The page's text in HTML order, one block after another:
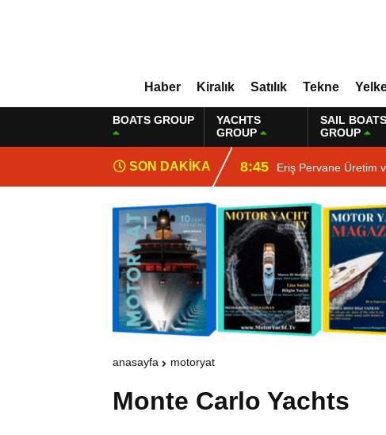
Haber Kiralık Satılık Tekne
BOATS GROUP
YACHTS
GROUP
SAIL BOATS
GROUP
SON DAKİKA 8:45 Eriş Pervane Üretim
anasayfa motoryat
Monte Carlo Yachts